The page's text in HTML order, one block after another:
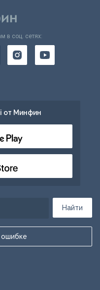
Найти
в соц. сетях:
от Минфин